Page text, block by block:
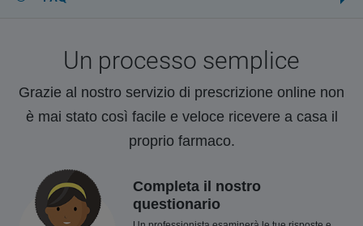
Un processo semplice
Grazie al nostro servizio di prescrizione online non
è mai stato così facile e veloce ricevere a casa il
proprio farmaco.
Completa il nostro
questionario